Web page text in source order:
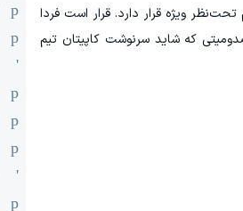
ویژه قرار دارد. قرار است فردا
که شاید سرنوشت کاپیتان تیم